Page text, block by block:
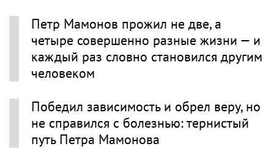
Петр Мамонов прожил не две, а
четыре совершенно разные жизни — и
каждый раз словно становился другим
человеком
Победил зависимость и обрел веру, но
не справился с болезнью: тернистый
путь Петра Мамонова